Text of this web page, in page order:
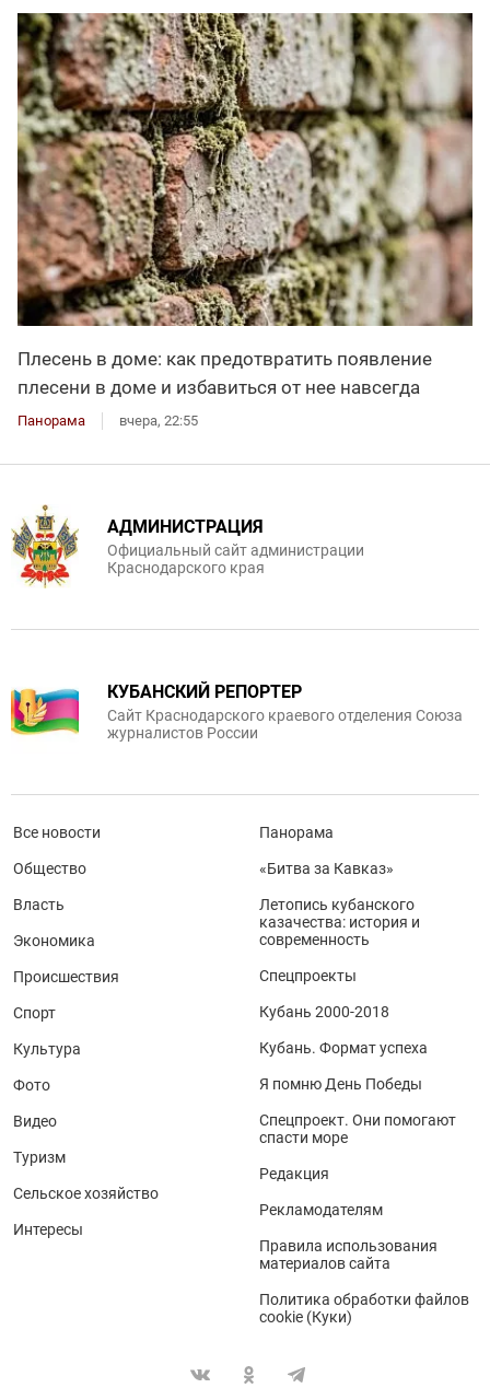
Плесень в доме: как предотвратить появление
плесени в доме и избавиться от нее навсегда
Панорама вчера, 22:55
АДМИНИСТРАЦИЯ
Официальный сайт администрации
Краснодарского края
КУБАНСКИЙ РЕПОРТЕР
Сайт Краснодарского краевого отделения Союза
журналистов России
Все новости
Общество
Власть
Экономика
Происшествия
Спорт
Культура
Фото
Видео
Туризм
Сельское хозяйство
Интересы
Панорама
«Битва за Кавказ»
Летопись кубанского
казачества: история и
современность
Спецпроекты
Кубань 2000-2018
Кубань. Формат успеха
Я помню День Победы
Спецпроект. Они помогают
спасти море
Редакция
Рекламодателям
Правила использования
материалов сайта
Политика обработки файлов
cookie (Куки)